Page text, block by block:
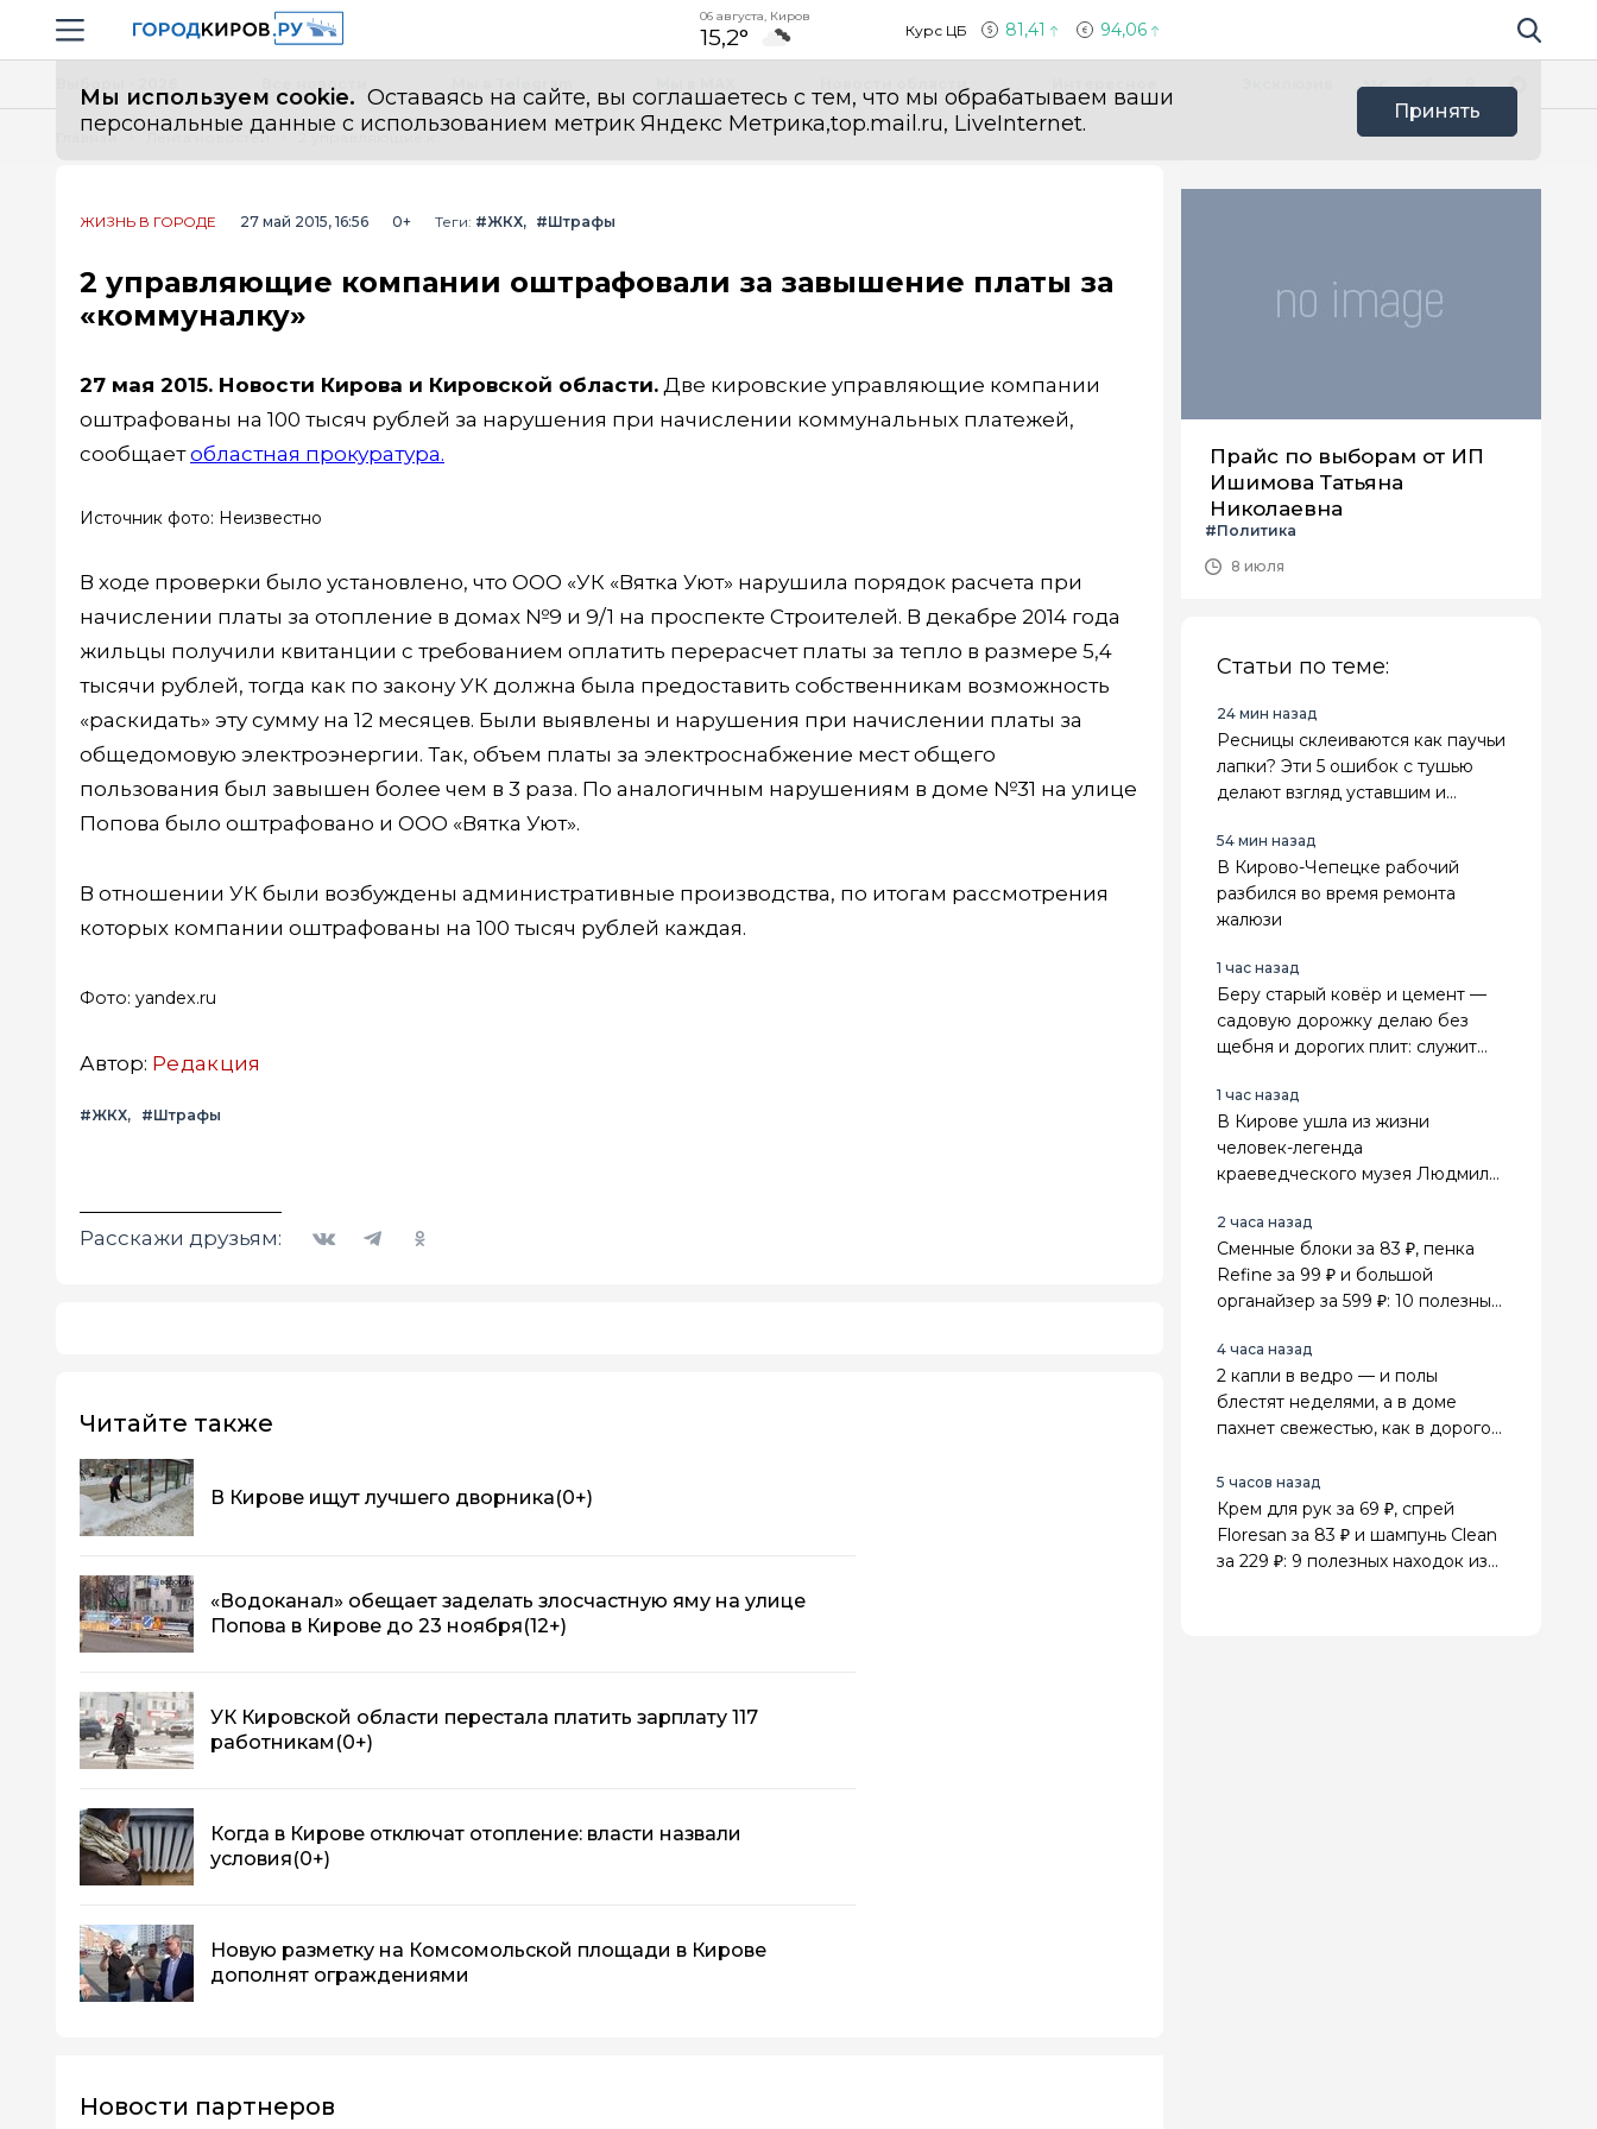
Навигация сайта
06 августа, Киров
15,2° Курс ЦБ 81,41 94,06 Поиск по
Мы используем cookie. Оставаясь на сайте, вы соглашаетесь с тем, что мы обрабатываем ваши
персональные данные с использованием метрик Яндекс Метрика,top.mail.ru, LiveInternet.
Принять
Все новости
Главная Лента новостей
ЖИЗНЬ В ГОРОДЕ 27 май 2015, 16:56 0+ Теги: #ЖКХ #Штрафы
2 управляющие компании оштрафовали за завышение платы за
«коммуналку»
27 мая 2015. Новости Кирова и Кировской области. Две кировские управляющие компании
оштрафованы на 100 тысяч рублей за нарушения при начислении коммунальных платежей,
сообщаетобластная прокуратура.
Источник фото: Неизвестно
В ходе проверки было установлено, что ООО «УК «Вятка Уют» нарушила порядок расчета при
начислении платы за отопление в домах №9 и 9/1 на проспекте Строителей. В декабре 2014 года
жильцы получили квитанции с требованием оплатить перерасчет платы за тепло в размере 5,4
тысячи рублей, тогда как по закону УК должна была предоставить собственникам возможность
«раскидать» эту сумму на 12 месяцев. Были выявлены и нарушения при начислении платы за
общедомовую электроэнергии. Так, объем платы за электроснабжение мест общего
пользования был завышен более чем в 3 раза. По аналогичным нарушениям в доме №31 на улице
Попова было оштрафовано и ООО «Вятка Уют».
В отношении УК были возбуждены административные производства, по итогам рассмотрения
которых компании оштрафованы на 100 тысяч рублей каждая.
Фото: yandex.ru
Автор: Редакция
#ЖКХ #Штрафы
Расскажи друзьям:
Читайте также
В Кирове ищут лучшего дворника(0+)
«Водоканал» обещает заделать злосчастную яму на улице
Попова в Кирове до 23 ноября(12+)
УК Кировской области перестала платить зарплату 117
работникам (0+)
Когда в Кирове отключат отопление: власти назвали
условия(0+)
Новую разметку на Комсомольской площади в Кирове
дополнят ограждениями
Новости партнеров
Прайс по выборам от ИП
Ишимова Татьяна
Николаевна
#Политика
8 июля
Статьи по теме:
24 мин назад
Ресницы склеиваются как паучьи
лапки? Эти 5 ошибок с тушью
делают взгляд уставшим и
54 мин назад
В Кирово-Чепецке рабочий
разбился во время ремонта
жалюзи
1 час назад
Беру старый ковёр и цемент —
садовую дорожку делаю без
щебня и дорогих плит: служит
нулевые
1 час назад
В Кирове ушла из жизни
человек-легенда
краеведческого музея Людмила
2 часа назад
Сменные блоки за 83 ₽, пенка
Refine за 99 ₽ и большой
органайзер за 599 ₽: 10 полезных
4 часа назад
2 капли в ведро — и полы
блестят неделями, а в доме
пахнет свежестью, как в дорогом
5 часов назад
Крем для рук за 69 ₽, спрей
Floresan за 83 ₽ и шампунь Clean
за 229 ₽: 9 полезных находок из